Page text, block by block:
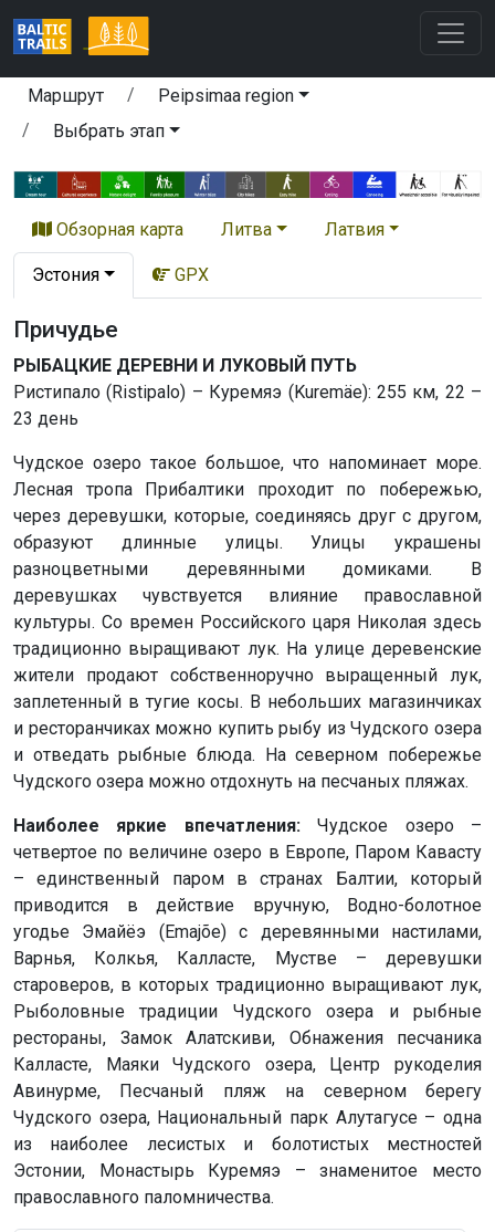
Маршрут
Peipsimaa region
Выбрать этап
Обзорная карта Литва Латвия
Эстония GPX
Причудьe
РЫБАЦКИЕ ДЕРЕВНИ И ЛУКОВЫЙ ПУТЬ
Ристипало (Ristipalo) – Куремяэ (Kuremäe): 255 км, 22 –
23 день
Чудское озеро такое большое, что напоминает море.
Лесная тропа Прибалтики проходит по побережью,
через деревушки, которые, соединяясь друг с другом,
образуют длинные улицы. Улицы украшены
разноцветными деревянными домиками. В
деревушках чувствуется влияние православной
культуры. Со времен Российского царя Николая здесь
традиционно выращивают лук. На улице деревенские
жители продают собственноручно выращенный лук,
заплетенный в тугие косы. В небольших магазинчиках
и ресторанчиках можно купить рыбу из Чудского озера
и отведать рыбные блюда. На северном побережье
Чудского озера можно отдохнуть на песчаных пляжах.
Наиболее яркие впечатления:Чудское озеро –
четвертое по величине озеро в Европе, Паром Кавасту
– единственный паром в странах Балтии, который
приводится в действие вручную, Водно-болотное
угодье Эмайёэ (Emajõe) с деревянными настилами,
Варнья, Колкья, Калласте, Мустве – деревушки
староверов, в которых традиционно выращивают лук,
Рыболовные традиции Чудского озера и рыбные
рестораны, Замок Алатскиви, Обнажения песчаника
Калласте, Маяки Чудского озера, Центр рукоделия
Авинурме, Песчаный пляж на северном берегу
Чудского озера, Национальный парк Алутагусе – одна
из наиболее лесистых и болотистых местностей
Эстонии, Монастырь Куремяэ – знаменитое место
православного паломничества.